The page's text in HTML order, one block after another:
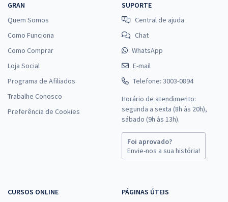
GRAN
Quem Somos
Como Funciona
Como Comprar
Loja Social
Programa de Afiliados
Trabalhe Conosco
Preferência de Cookies
SUPORTE
Central de ajuda
Chat
WhatsApp
E-mail
Telefone: 3003-0894
Horário de atendimento:
segunda a sexta (8h às 20h),
sábado (9h às 13h).
Foi aprovado?
Envie-nos a sua história!
CURSOS ONLINE PÁGINAS ÚTEIS